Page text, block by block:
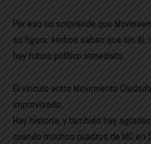
Por eso no sorprende que
su figura. Ambos saben que sin él,
hay futuro político inmediato.
El vínculo entre Movimiento
improvisado.
Hay historia, y también hay
cuando muchos cuadros de MC